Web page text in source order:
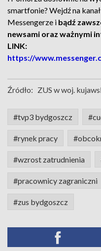
smartfonie? Wejdź na
Messengerze i bądź
newsami oraz ważnymi
LINK:
https://
Źródło: ZUS w woj.
#tvp3 bydgoszcz
#rynek pracy
#wzrost zatrudnienia
#pracownicy zagraniczni
#zus bydgoszcz